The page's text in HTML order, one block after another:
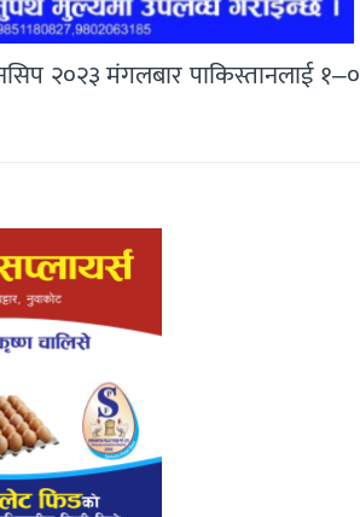
२०२३ मंगलबार पाकिस्तानलाई १–०